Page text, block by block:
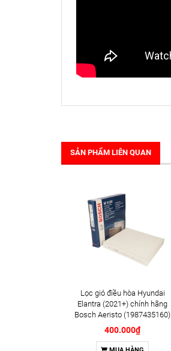
SẢN PHẨM LIÊN QUAN
Lọc gió điều hòa Hyundai
Elantra (2021+) chính hãng
Bosch Aeristo (1987435160)
400.000₫